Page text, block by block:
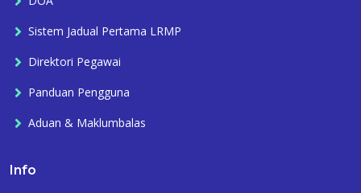
Sistem Jadual Pertama LRMP
Direktori Pegawai
Panduan Pengguna
Aduan & Maklumbalas
Info